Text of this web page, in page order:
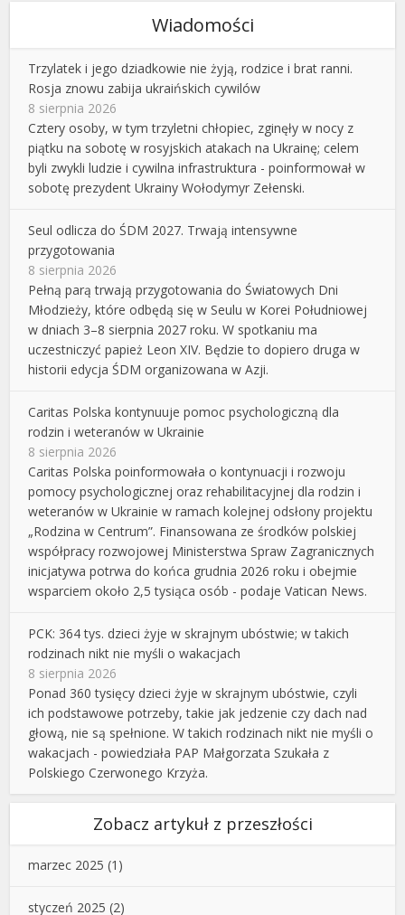
Wiadomości
Trzylatek i jego dziadkowie nie żyją, rodzice i brat ranni.
Rosja znowu zabija ukraińskich cywilów
8 sierpnia 2026
Cztery osoby, w tym trzyletni chłopiec, zginęły w nocy z
piątku na sobotę w rosyjskich atakach na Ukrainę; celem
byli zwykli ludzie i cywilna infrastruktura - poinformował w
sobotę prezydent Ukrainy Wołodymyr Zełenski.
Seul odlicza do ŚDM 2027. Trwają intensywne
przygotowania
8 sierpnia 2026
Pełną parą trwają przygotowania do Światowych Dni
Młodzieży, które odbędą się w Seulu w Korei Południowej
w dniach 3–8 sierpnia 2027 roku. W spotkaniu ma
uczestniczyć papież Leon XIV. Będzie to dopiero druga w
historii edycja ŚDM organizowana w Azji.
Caritas Polska kontynuuje pomoc psychologiczną dla
rodzin i weteranów w Ukrainie
8 sierpnia 2026
Caritas Polska poinformowała o kontynuacji i rozwoju
pomocy psychologicznej oraz rehabilitacyjnej dla rodzin i
weteranów w Ukrainie w ramach kolejnej odsłony projektu
„Rodzina w Centrum”. Finansowana ze środków polskiej
współpracy rozwojowej Ministerstwa Spraw Zagranicznych
inicjatywa potrwa do końca grudnia 2026 roku i obejmie
wsparciem około 2,5 tysiąca osób - podaje Vatican News.
PCK: 364 tys. dzieci żyje w skrajnym ubóstwie; w takich
rodzinach nikt nie myśli o wakacjach
8 sierpnia 2026
Ponad 360 tysięcy dzieci żyje w skrajnym ubóstwie, czyli
ich podstawowe potrzeby, takie jak jedzenie czy dach nad
głową, nie są spełnione. W takich rodzinach nikt nie myśli o
wakacjach - powiedziała PAP Małgorzata Szukała z
Polskiego Czerwonego Krzyża.
Zobacz artykuł z przeszłości
marzec 2025 (1)
styczeń 2025 (2)